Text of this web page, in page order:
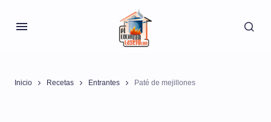
Inicio Recetas Entrantes Paté de mejillones